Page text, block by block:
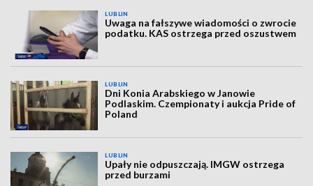
LUBLIN
Uwaga na fałszywe wiadomości o zwrocie
podatku. KAS ostrzega przed oszustwem
LUBLIN
Dni Konia Arabskiego w Janowie
Podlaskim. Czempionaty i aukcja Pride of
Poland
LUBLIN
Upały nie odpuszczają. IMGW ostrzega
przed burzami